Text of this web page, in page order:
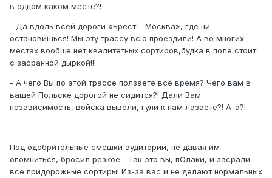
в одном каком месте?!
- Да вдоль всей дороги «Брест – Москва», где ни
остановишься! Мы эту трассу всю проездили! А во многих
местах вообще нет квалитетных сортиров,будка в поле стоит
с засранной дыркой!!!
- А чего Вы по этой трассе ползаете всё время? Чего вам в
вашей Польске дорогой не сидится?! Дали Вам
независимость, войска вывели, гули к нам лазаете?! А-а?!
Под одобрительные смешки аудитории, не давая им
опомниться, бросил резкое:- Так это вы, пОлаки, и засрали
все придорожные сортиры! Из-за вас и не делают нормальных